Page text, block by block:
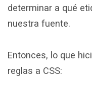
determinar a qué
nuestra fuente.
Entonces, lo que
reglas a CSS: